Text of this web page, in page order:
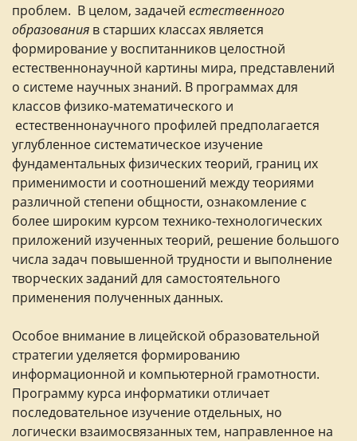
проблем. В целом, задачей естественного
образования в старших классах является
формирование у воспитанников целостной
естественнонаучной картины мира, представлений
о системе научных знаний. В программах для
классов физико-математического и
естественнонаучного профилей предполагается
углубленное систематическое изучение
фундаментальных физических теорий, границ их
применимости и соотношений между теориями
различной степени общности, ознакомление с
более широким курсом технико-технологических
приложений изученных теорий, решение большого
числа задач повышенной трудности и выполнение
творческих заданий для самостоятельного
применения полученных данных.
Особое внимание в лицейской образовательной
стратегии уделяется формированию
информационной и компьютерной грамотности.
Программу курса информатики отличает
последовательное изучение отдельных, но
логически взаимосвязанных тем, направленное на